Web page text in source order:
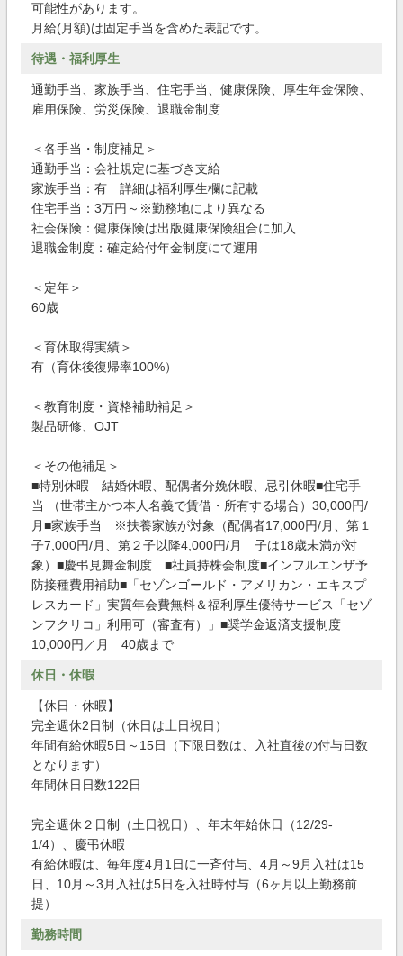
可能性があります。
月給(月額)は固定手当を含めた表記です。
待遇・福利厚生
通勤手当、家族手当、住宅手当、健康保険、厚生年金保険、
雇用保険、労災保険、退職金制度
＜各手当・制度補足＞
通勤手当：会社規定に基づき支給
家族手当：有 詳細は福利厚生欄に記載
住宅手当：3万円～※勤務地により異なる
社会保険：健康保険は出版健康保険組合に加入
退職金制度：確定給付年金制度にて運用
＜定年＞
60歳
＜育休取得実績＞
有（育休後復帰率100%）
＜教育制度・資格補助補足＞
製品研修、OJT
＜その他補足＞
■特別休暇 結婚休暇、配偶者分娩休暇、忌引休暇■住宅手
当 （世帯主かつ本人名義で賃借・所有する場合）30,000円/
月■家族手当 ※扶養家族が対象（配偶者17,000円/月、第１
子7,000円/月、第２子以降4,000円/月 子は18歳未満が対
象）■慶弔見舞金制度 ■社員持株会制度■インフルエンザ予
防接種費用補助■「セゾンゴールド・アメリカン・エキスプ
レスカード」実質年会費無料＆福利厚生優待サービス「セゾ
ンフクリコ」利用可（審査有）」■奨学金返済支援制度
10,000円／月 40歳まで
休日・休暇
【休日・休暇】
完全週休2日制（休日は土日祝日）
年間有給休暇5日～15日（下限日数は、入社直後の付与日数
となります）
年間休日日数122日
完全週休２日制（土日祝日）、年末年始休日（12/29-
1/4）、慶弔休暇
有給休暇は、毎年度4月1日に一斉付与、4月～9月入社は15
日、10月～3月入社は5日を入社時付与（6ヶ月以上勤務前
提）
勤務時間